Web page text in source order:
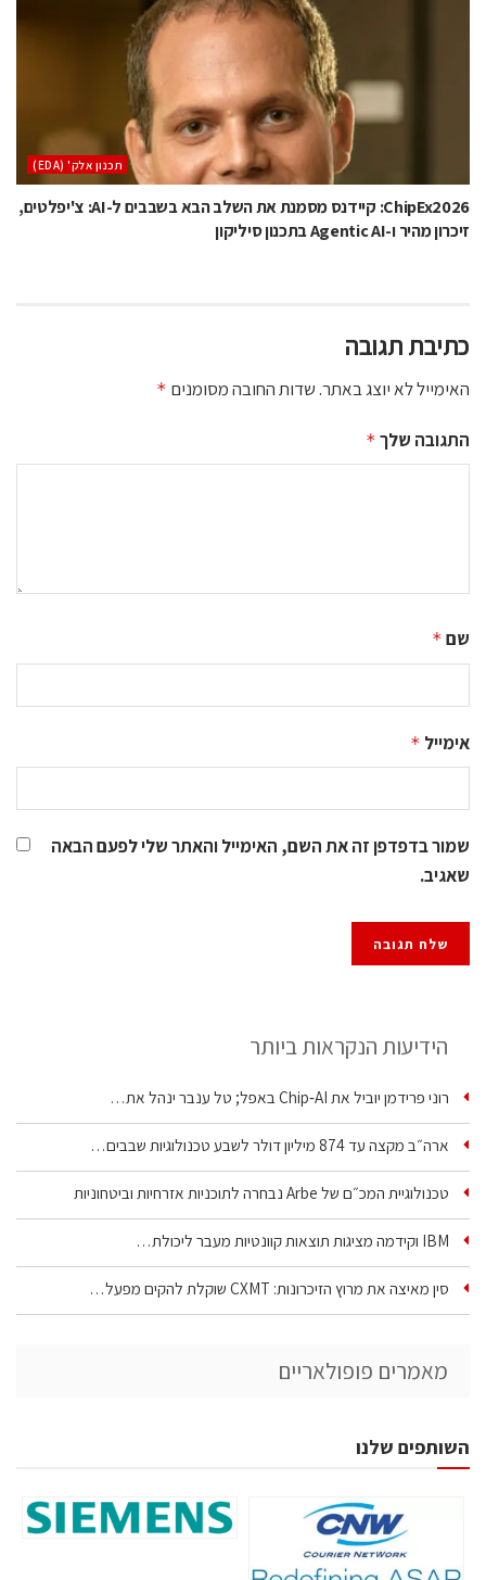
‫תכנון אלק' (‪(EDA‬‬
ChipEx2026: קיידנס מסמנת את השלב הבא בשבבים ל-AI: צ'יפלטים,
זיכרון מהיר ו-Agentic AI בתכנון סיליקון
כתיבת תגובה
האימייל לא יוצג באתר.שדות החובה מסומנים *
התגובה שלך *
שם *
אימייל *
שמור בדפדפן זה את השם, האימייל והאתר שלי לפעם הבאה
שאגיב.
הידיעות הנקראות ביותר
רוני פרידמן יוביל את Chip‑AI באפל; טל ענבר ינהל את…
ארה״ב מקצה עד 874 מיליון דולר לשבע טכנולוגיות שבבים…
טכנולוגיית המכ״ם של Arbe נבחרה לתוכניות אזרחיות וביטחוניות
IBM וקידמה מציגות תוצאות קוונטיות מעבר ליכולת…
סין מאיצה את מרוץ הזיכרונות: CXMT שוקלת להקים מפעל…
מאמרים פופולאריים
השותפים שלנו